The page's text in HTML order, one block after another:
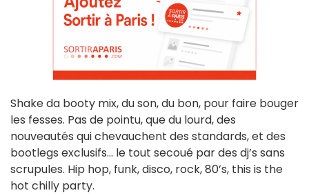
Shake da booty mix, du son, du bon, pour faire bouger
les fesses. Pas de pointu, que du lourd, des
nouveautés qui chevauchent des standards, et des
bootlegs exclusifs… le tout secoué par des dj’s sans
scrupules. Hip hop, funk, disco, rock, 80’s, this is the
hot chilly party.